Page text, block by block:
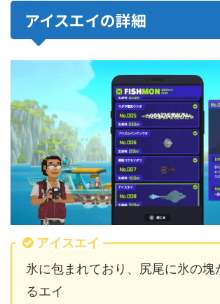
アイスエイの詳細
アイスエイ
氷に包まれており、尻尾に氷の塊
るエイ